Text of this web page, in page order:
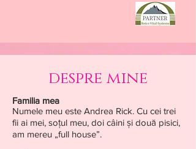
despre mine
Familia mea
Numele meu este Andrea Rick. Cu cei trei
fii ai mei, soțul meu, doi câini și două pisici,
am mereu „full house”.